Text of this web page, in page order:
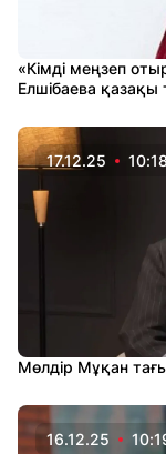
«Кімді меңзеп
Елшібаева қазақы
17.12.25 10:18
Мөлдір Мұқан
16.12.25